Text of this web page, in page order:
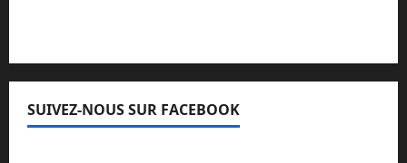
SUIVEZ-NOUS SUR FACEBOOK